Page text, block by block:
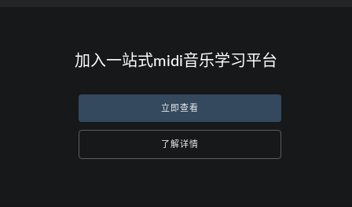
加入一站式midi音乐学习平台
立即查看
了解详情